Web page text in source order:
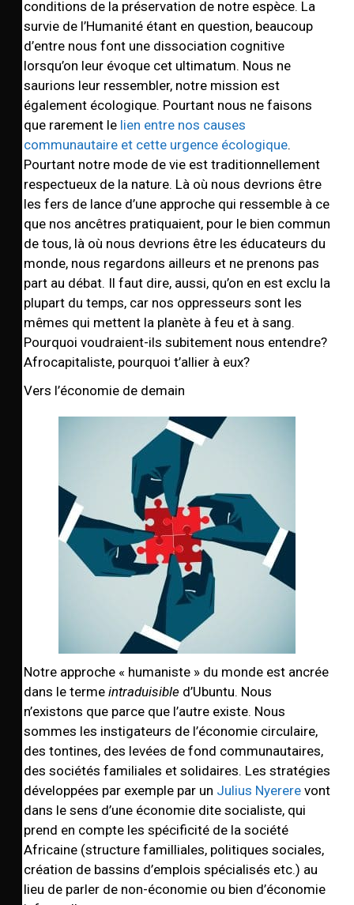
conditions de la préservation de notre espèce. La
survie de l’Humanité étant en question, beaucoup
d’entre nous font une dissociation cognitive
lorsqu’on leur évoque cet ultimatum. Nous ne
saurions leur ressembler, notre mission est
également écologique. Pourtant nous ne faisons
que rarement le lien entre nos causes
communautaire et cette urgence écologique.
Pourtant notre mode de vie est traditionnellement
respectueux de la nature. Là où nous devrions être
les fers de lance d’une approche qui ressemble à ce
que nos ancêtres pratiquaient, pour le bien commun
de tous, là où nous devrions être les éducateurs du
monde, nous regardons ailleurs et ne prenons pas
part au débat. Il faut dire, aussi, qu’on en est exclu la
plupart du temps, car nos oppresseurs sont les
mêmes qui mettent la planète à feu et à sang.
Pourquoi voudraient-ils subitement nous entendre?
Afrocapitaliste, pourquoi t’allier à eux?
Vers l’économie de demain
Notre approche « humaniste » du monde est ancrée
dans le terme intraduisible d’Ubuntu. Nous
n’existons que parce que l’autre existe. Nous
sommes les instigateurs de l’économie circulaire,
des tontines, des levées de fond communautaires,
des sociétés familiales et solidaires. Les stratégies
développées par exemple par un Julius Nyerere vont
dans le sens d’une économie dite socialiste, qui
prend en compte les spécificité de la société
Africaine (structure familliales, politiques sociales,
création de bassins d’emplois spécialisés etc.) au
lieu de parler de non-économie ou bien d’économie